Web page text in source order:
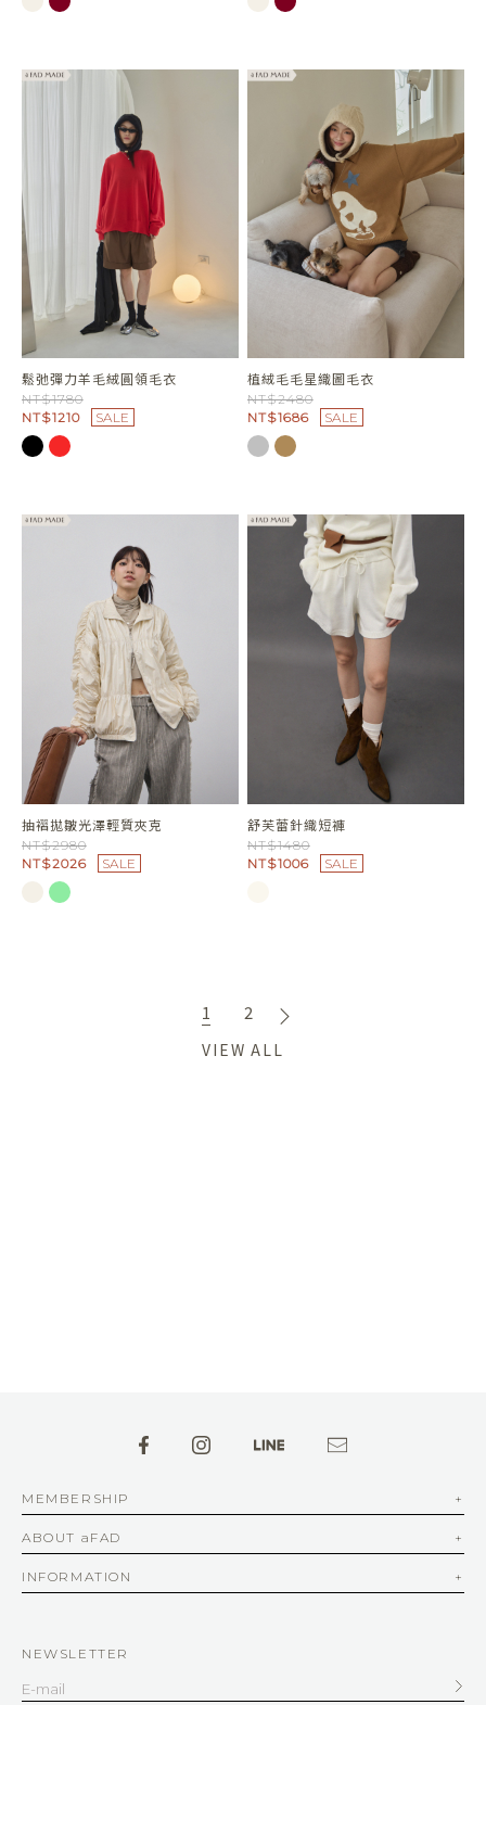
鬆弛彈力羊毛絨圓領毛衣
NT$1780
NT$1210
SALE
植絨毛毛星織圖毛衣
NT$2480
NT$1686
SALE
抽褶拋皺光澤輕質夾克
NT$2980
NT$2026
SALE
舒芙蕾針織短褲
NT$1480
NT$1006
SALE
1 2
VIEW ALL
MEMBERSHIP
ABOUT aFAD
INFORMATION
NEWSLETTER